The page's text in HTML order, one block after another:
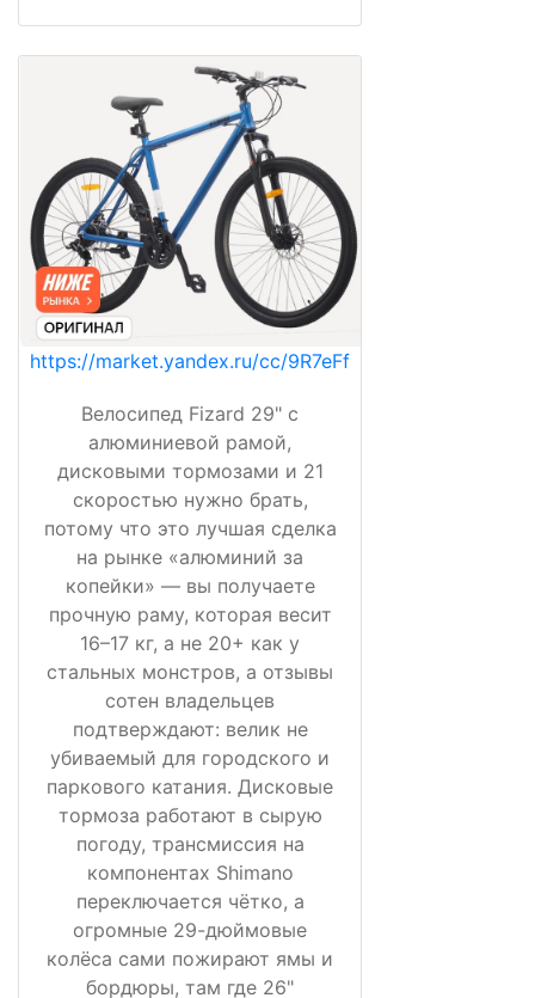
https://market.yandex.ru/cc/9R7eFf
Велосипед Fizard 29" с
алюминиевой рамой,
дисковыми тормозами и 21
скоростью нужно брать,
потому что это лучшая сделка
на рынке «алюминий за
копейки» — вы получаете
прочную раму, которая весит
16–17 кг, а не 20+ как у
стальных монстров, а отзывы
сотен владельцев
подтверждают: велик не
убиваемый для городского и
паркового катания. Дисковые
тормоза работают в сырую
погоду, трансмиссия на
компонентах Shimano
переключается чётко, а
огромные 29-дюймовые
колёса сами пожирают ямы и
бордюры, там где 26"